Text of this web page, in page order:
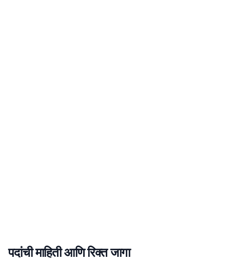
पदांची माहिती आणि रिक्त जागा